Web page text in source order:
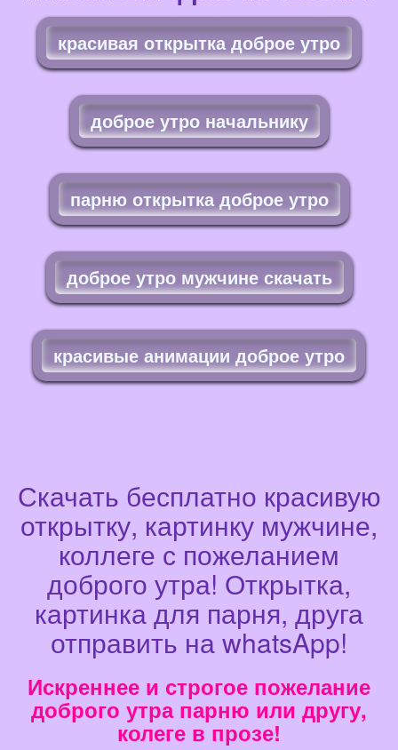
красивая открытка доброе утро
доброе утро начальнику
парню открытка доброе утро
доброе утро мужчине скачать
красивые анимации доброе утро
Скачать бесплатно красивую
открытку, картинку мужчине,
коллеге с пожеланием
доброго утра! Открытка,
картинка для парня, друга
отправить на whatsApp!
Искреннее и строгое пожелание
доброго утра парню или другу,
колеге в прозе!